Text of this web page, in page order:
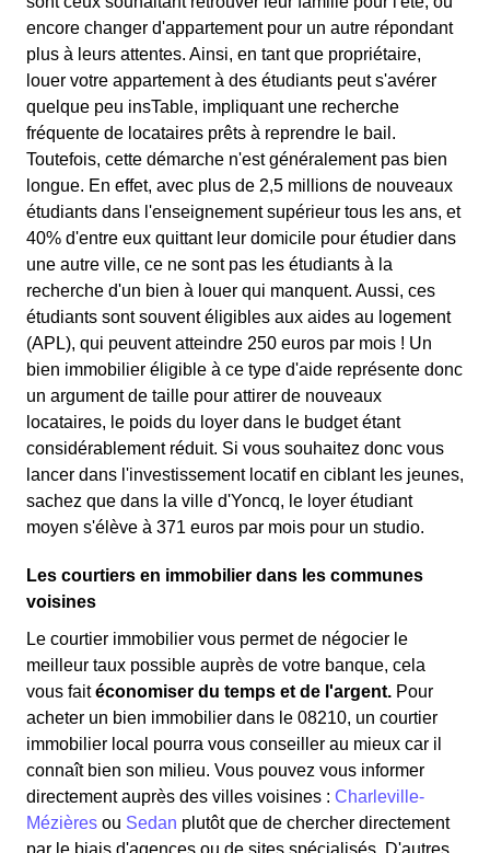
encore changer d'appartement pour un autre répondant
plus à leurs attentes. Ainsi, en tant que propriétaire,
louer votre appartement à des étudiants peut s'avérer
quelque peu insTable, impliquant une recherche
fréquente de locataires prêts à reprendre le bail.
Toutefois, cette démarche n'est généralement pas bien
longue. En effet, avec plus de 2,5 millions de nouveaux
étudiants dans l'enseignement supérieur tous les ans, et
40% d'entre eux quittant leur domicile pour étudier dans
une autre ville, ce ne sont pas les étudiants à la
recherche d'un bien à louer qui manquent. Aussi, ces
étudiants sont souvent éligibles aux aides au logement
(APL), qui peuvent atteindre 250 euros par mois ! Un
bien immobilier éligible à ce type d'aide représente donc
un argument de taille pour attirer de nouveaux
locataires, le poids du loyer dans le budget étant
considérablement réduit. Si vous souhaitez donc vous
lancer dans l'investissement locatif en ciblant les jeunes,
sachez que dans la ville d'Yoncq, le loyer étudiant
moyen s'élève à 371 euros par mois pour un studio.
Les courtiers en immobilier dans les communes
voisines
Le courtier immobilier vous permet de négocier le
meilleur taux possible auprès de votre banque, cela
vous faitéconomiser du temps et de l'argent. Pour
acheter un bien immobilier dans le 08210, un courtier
immobilier local pourra vous conseiller au mieux car il
connaît bien son milieu. Vous pouvez vous informer
directement auprès des villes voisines : Charleville-
Mézières ou Sedan plutôt que de chercher directement
par le biais d'agences ou de sites spécialisés. D'autres